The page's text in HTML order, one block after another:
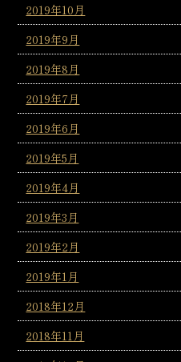
2019年10月
2019年9月
2019年8月
2019年7月
2019年6月
2019年5月
2019年4月
2019年3月
2019年2月
2019年1月
2018年12月
2018年11月